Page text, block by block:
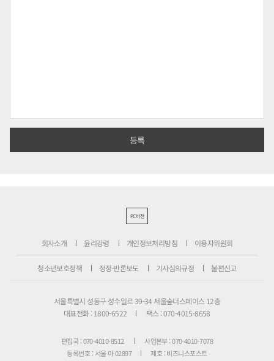
PC버전
회사소개 윤리강령 개인정보처리방침 이용자위원회
청소년보호정책 정정·반론보도 기사심의규정 불편신고
서울특별시 성동구 성수일로 39-34 서울숲더스페이스 12층
대표전화 : 1800-6522
팩스 : 070-4015-8658
편집국 : 070-4010-8512
사업본부 : 070-4010-7078
등록번호 : 서울 아 02897
제호 : 비즈니스포스트